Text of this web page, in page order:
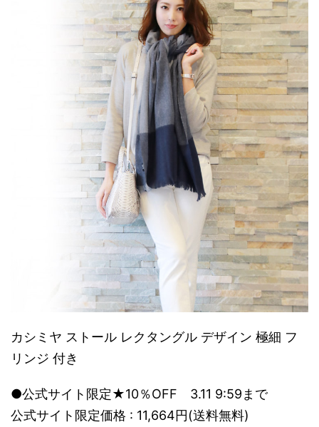
カシミヤ ストール レクタングル デザイン 極細 フ
リンジ 付き
●公式サイト限定★10％OFF 3.11 9:59まで
公式サイト限定価格 : 11,664円(送料無料)